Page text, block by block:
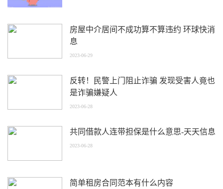
房屋中介居间不成功算不算违约 环球快消
息
2023-06-29
反转！民警上门阻止诈骗 发现受害人竟也
是诈骗嫌疑人
2023-06-28
共同借款人连带担保是什么意思-天天信息
2023-06-28
简单租房合同范本有什么内容